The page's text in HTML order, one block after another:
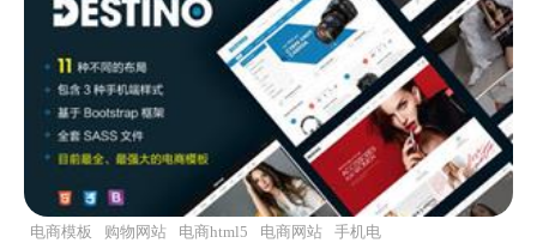
电商模板 购物网站 电商html5 电商网站
手机电